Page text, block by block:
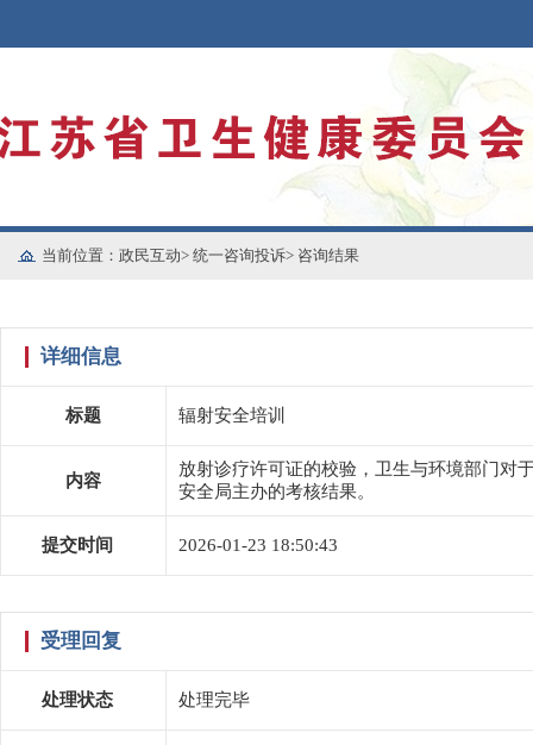
当前位置： 政民互动> 统一咨询投诉> 咨询结果
详细信息
标题 辐射安全培训
内容
放射诊疗许可证的校验，卫生与环境部门对
安全局主办的考核结果。
提交时间 2026-01-23 18:50:43
受理回复
处理状态 处理完毕